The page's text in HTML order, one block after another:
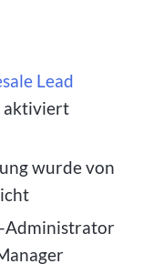
Lead
wurde von
Administrator